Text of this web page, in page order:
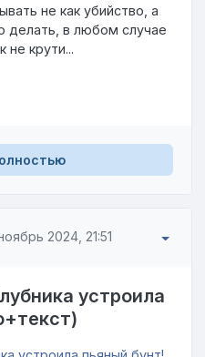
не как убийство, а
делать, в любом случае
не крути...
2024, 21:51
устроила